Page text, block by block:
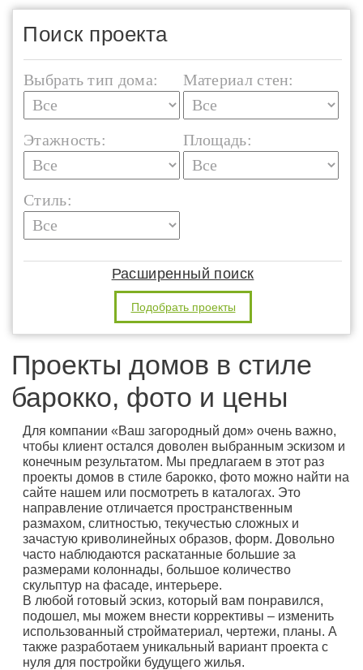
Поиск проекта
Выбрать тип дома: Материал стен:
Этажность: Площадь:
Стиль:
Расширенный поиск
Подобрать проекты
Проекты домов в стиле
барокко, фото и цены
Для компании «Ваш загородный дом» очень важно,
чтобы клиент остался доволен выбранным эскизом и
конечным результатом. Мы предлагаем в этот раз
проекты домов в стиле барокко, фото можно найти на
сайте нашем или посмотреть в каталогах. Это
направление отличается пространственным
размахом, слитностью, текучестью сложных и
зачастую криволинейных образов, форм. Довольно
часто наблюдаются раскатанные большие за
размерами колоннады, большое количество
скульптур на фасаде, интерьере.
В любой готовый эскиз, который вам понравился,
подошел, мы можем внести коррективы – изменить
использованный стройматериал, чертежи, планы. А
также разработаем уникальный вариант проекта с
нуля для постройки будущего жилья.